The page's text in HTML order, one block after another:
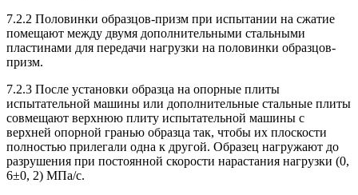
7.2.2 Половинки образцов-призм при испытании на сжатие
помещают между двумя дополнительными стальными
пластинами для передачи нагрузки на половинки образцов-
призм.
7.2.3 После установки образца на опорные плиты
испытательной машины или дополнительные стальные плиты
совмещают верхнюю плиту испытательной машины с
верхней опорной гранью образца так, чтобы их плоскости
полностью прилегали одна к другой. Образец нагружают до
разрушения при постоянной скорости нарастания нагрузки (0,
6±0, 2) МПа/с.